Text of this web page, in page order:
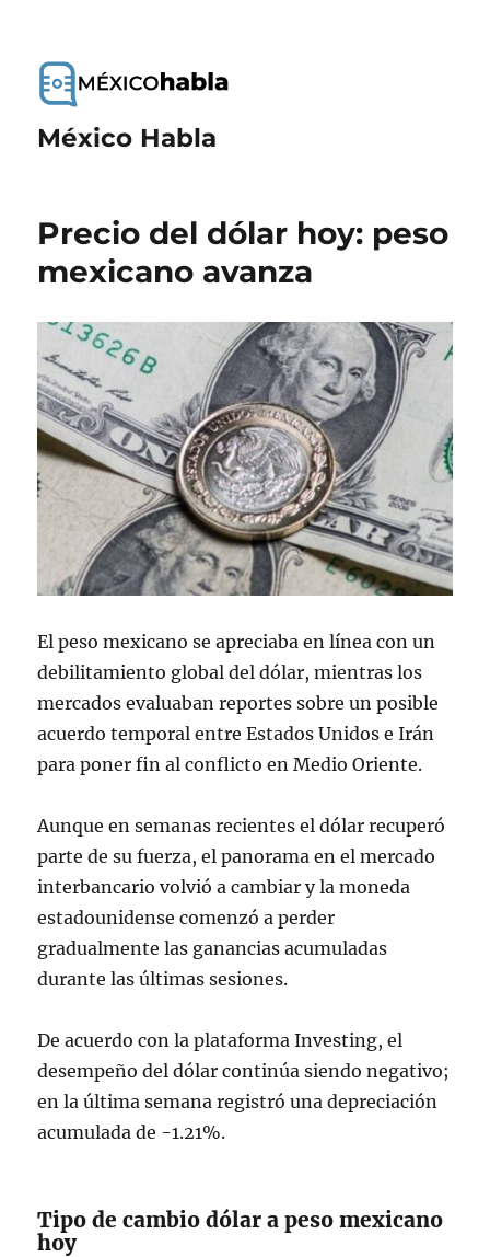
México Habla
Precio del dólar hoy: peso
mexicano avanza
El peso mexicano se apreciaba en línea con un
debilitamiento global del dólar, mientras los
mercados evaluaban reportes sobre un posible
acuerdo temporal entre Estados Unidos e Irán
para poner fin al conflicto en Medio Oriente.
Aunque en semanas recientes el dólar recuperó
parte de su fuerza, el panorama en el mercado
interbancario volvió a cambiar y la moneda
estadounidense comenzó a perder
gradualmente las ganancias acumuladas
durante las últimas sesiones.
De acuerdo con la plataforma Investing, el
desempeño del dólar continúa siendo negativo;
en la última semana registró una depreciación
acumulada de -1.21%.
Tipo de cambio dólar a peso mexicano
hoy